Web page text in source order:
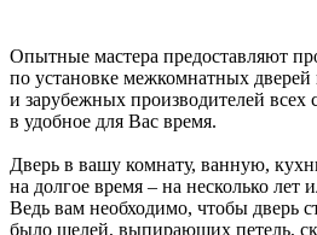
Опытные мастера предоставляют
по установке межкомнатных дверей
и зарубежных производителей
в удобное для Вас время.
Дверь в вашу комнату, ванную,
на долгое время – на несколько лет
Ведь вам необходимо, чтобы дверь
было щелей, выпирающих петель,